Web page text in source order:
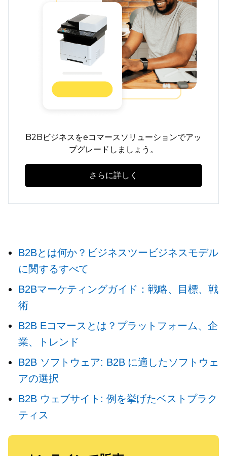
B2Bビジネスをeコマースソリューションでアッ
プグレードしましょう。
さらに詳しく
B2Bとは何か？ビジネスツービジネスモデル
に関するすべて
B2Bマーケティングガイド：戦略、目標、戦
術
B2B Eコマースとは？プラットフォーム、企
業、トレンド
B2B ソフトウェア: B2B に適したソフトウェ
アの選択
B2B ウェブサイト: 例を挙げたベストプラク
ティス